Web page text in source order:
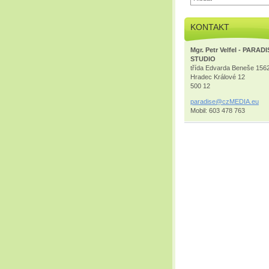
KONTAKT
Mgr. Petr Velfel -
STUDIO
třída Edvarda Beneše
Hradec Králové 12
500 12
paradise@czMEDIA .eu
Mobil: 603 478 763